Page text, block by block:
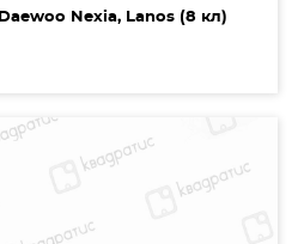
Nexia, Lanos (8 кл)